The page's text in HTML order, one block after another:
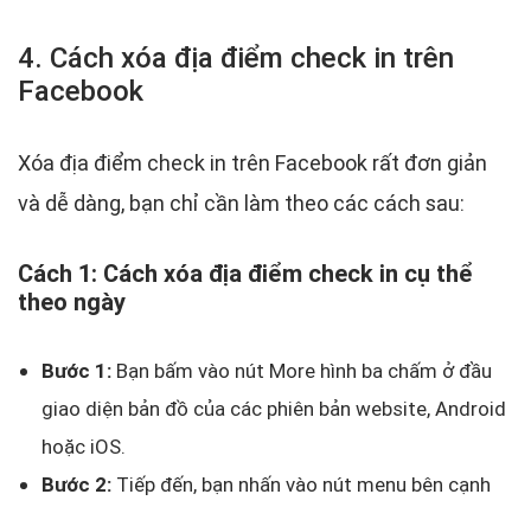
4. Cách xóa địa điểm check in trên
Facebook
Xóa địa điểm check in trên Facebook rất đơn giản
và dễ dàng, bạn chỉ cần làm theo các cách sau:
Cách 1: Cách xóa địa điểm check in cụ thể
theo ngày
Bước 1: Bạn bấm vào nút More hình ba chấm ở đầu
giao diện bản đồ của các phiên bản website, Android
hoặc iOS.
Bước 2: Tiếp đến, bạn nhấn vào nút menu bên cạnh